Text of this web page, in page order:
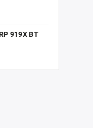
919X BT